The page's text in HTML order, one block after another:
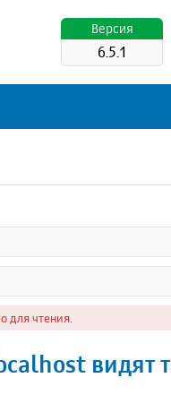
Версия
6.5.1
для чтения.
видят